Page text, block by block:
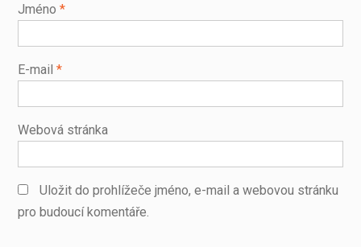
Jméno *
E-mail *
Webová stránka
Uložit do prohlížeče jméno, e-mail a webovou stránku
pro budoucí komentáře.